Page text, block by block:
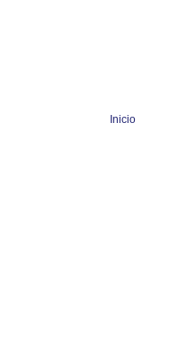
Inicio